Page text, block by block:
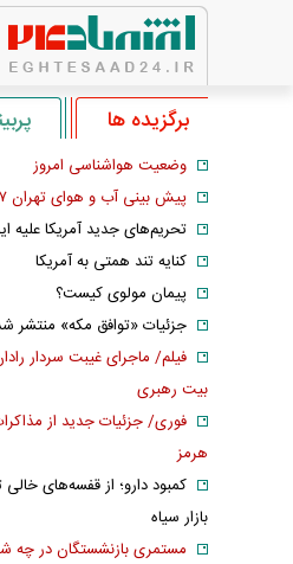
برگزیده ها
وضعیت هواشناسی امروز
پیش بینی آب و هوای تهران ۱۷ مرداد
تحریم‌های جدید آمریکا علیه
کنایه تند همتی به آمریکا
پیمان مولوی کیست؟
جزئیات «توافق مکه» منتشر
فیلم/ ماجرای غیبت سردار
بیت رهبری
فوری/ جزئیات جدید از
هرمز
کمبود دارو؛ از قفسه‌های خالی
بازار سیاه
مستمری بازنشستگان در چه